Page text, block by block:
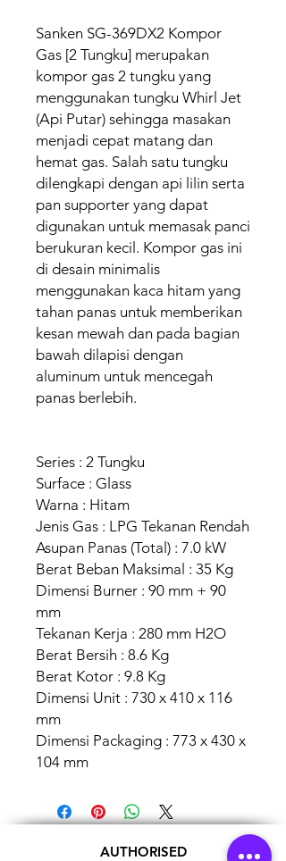
Sanken SG-369DX2 Kompor
Gas [2 Tungku] merupakan
kompor gas 2 tungku yang
menggunakan tungku Whirl Jet
(Api Putar) sehingga masakan
menjadi cepat matang dan
hemat gas. Salah satu tungku
dilengkapi dengan api lilin serta
pan supporter yang dapat
digunakan untuk memasak panci
berukuran kecil. Kompor gas ini
di desain minimalis
menggunakan kaca hitam yang
tahan panas untuk memberikan
kesan mewah dan pada bagian
bawah dilapisi dengan
aluminum untuk mencegah
panas berlebih.
Series : 2 Tungku
Surface : Glass
Warna : Hitam
Jenis Gas : LPG Tekanan Rendah
Asupan Panas (Total) : 7.0 kW
Berat Beban Maksimal : 35 Kg
Dimensi Burner : 90 mm + 90
mm
Tekanan Kerja : 280 mm H2O
Berat Bersih : 8.6 Kg
Berat Kotor : 9.8 Kg
Dimensi Unit : 730 x 410 x 116
mm
Dimensi Packaging : 773 x 430 x
104 mm
AUTHORISED